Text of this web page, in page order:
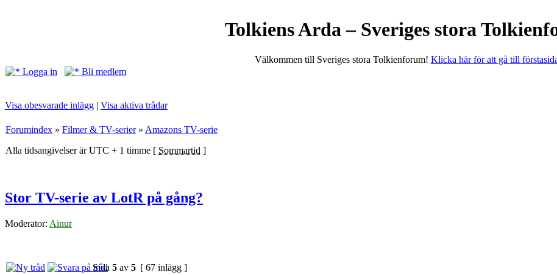
Tolkiens Arda – Sveriges stora
Välkommen till Sveriges stora Tolkienforum! Klicka här för att gå till
Logga in
Bli medlem
Visa obesvarade inlägg | Visa aktiva trådar
Forumindex » Filmer & TV-serier» Amazons TV-serie
Alla tidsangivelser är UTC + 1 timme [ Sommartid ]
Stor TV-serie av LotR på gång?
Moderator: Ainur
Sida 5 av 5 [ 67 inlägg ]